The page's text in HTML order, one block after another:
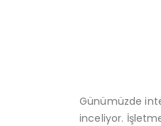
Günümüzde
inceliyor.